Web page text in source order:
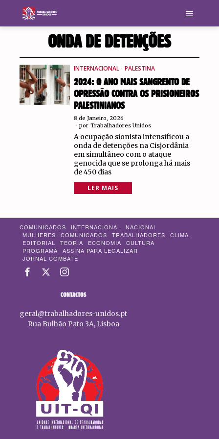
ONDA DE DETENÇÕES
INTERNACIONAL · PALESTINA
2024: O ANO MAIS SANGRENTO DE
OPRESSÃO CONTRA OS PRISIONEIROS
PALESTINIANOS
8 de Janeiro, 2026
por Trabalhadores Unidos
A ocupação sionista intensificou a
onda de detenções na Cisjordânia
em simultâneo com o ataque
genocida que se prolonga há mais
de 450 dias
LER MAIS
COMUNICADOS INTERNACIONAL
NACIONAL
MULHERES
COMUNICADOS TRABALHADORES
CLIMA
EDITORIAL
TEORIA ECONOMIA
CULTURA
PROGRAMA
ASSINA PARA LEGALIZAR
JORNAL COMBATE
CONTACTOS
geral@trabalhadores-unidos.pt
Rua Bulhão Pato 3A, Lisboa